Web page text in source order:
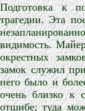
Подготовка к
трагедии. Эта
видимость.
окрестных
замок служил
него было и
очень близко
отшибе; туда